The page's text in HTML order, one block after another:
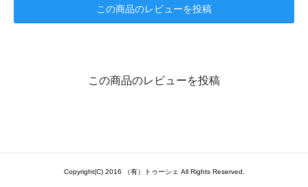
この商品のレビューを投稿
この商品のレビューを投稿
Copyright(C) 2016 （有）トゥーシェ All Rights Reserved.